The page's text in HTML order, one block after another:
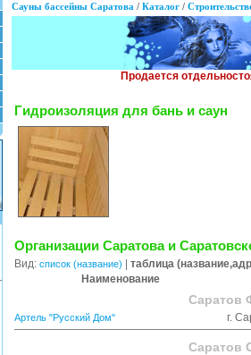
Сауны бассейны Саратова / Каталог /
Гидроизоляция для бань и саун
Организации Саратова и
Вид: список (название)
таблица
Наименование
Саратов
Артель "Русский Дом" г.
Саратов